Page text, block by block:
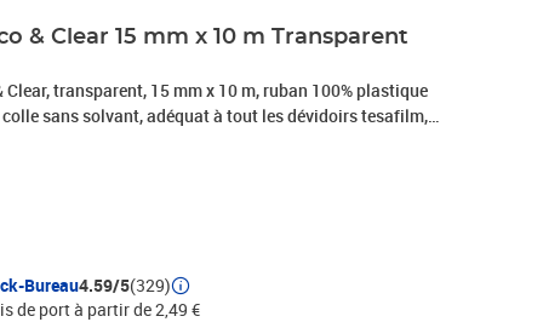
& Clear 15 mm x 10 m Transparent
transparent, 15 mm x 10 m, ruban 100% plastique
sans solvant, adéquat à tout les dévidoirs tesafilm,
0-0 / 57035-00-00)
Bureau4.59/5(329)
de port à partir de 2,49 €